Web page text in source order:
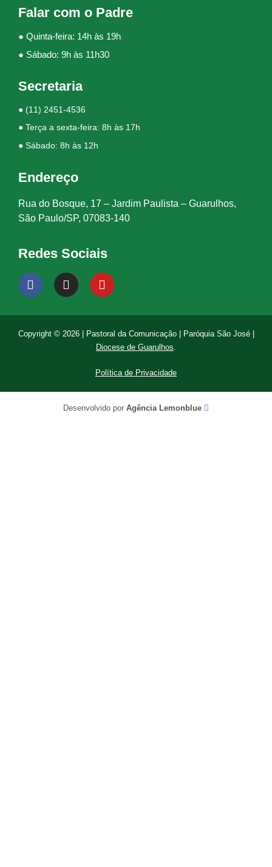
Falar com o Padre
● Quinta-feira: 14h às 19h
● Sábado: 9h às 11h30
Secretaria
● (11) 2451-4536
● Terça a sexta-feira: 8h às 17h
● Sábado: 8h às 12h
Endereço
Rua do Bosque, 17 – Jardim Paulista – Guarulhos,
São Paulo/SP, 07083-140
Redes Sociais
Copyright © 2026 | Pastoral da Comunicação | Paróquia São José |
Diocese de Guarulhos
Política de Privacidade
Desenvolvido por Agência Lemonblue